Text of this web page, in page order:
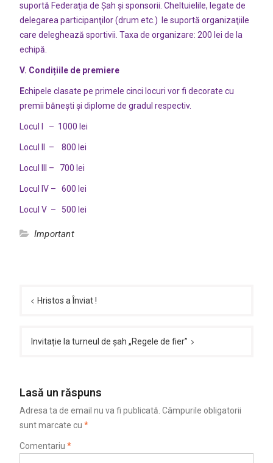
suportă Federaţia de Șah și sponsorii. Cheltuielile, legate de
delegarea participanţilor (drum etc.) le suportă organizaţiile
care deleghează sportivii. Taxa de organizare: 200 lei de la
echipă.
V. Condițiile de premiere
Echipele clasate pe primele cinci locuri vor fi decorate cu
premii bănești și diplome de gradul respectiv.
Locul I – 1000 lei
Locul II – 800 lei
Locul III – 700 lei
Locul IV – 600 lei
Locul V – 500 lei
Important
Hristos a Înviat !
Invitație la turneul de șah „Regele de fier”
Lasă un răspuns
Adresa ta de email nu va fi publicată. Câmpurile obligatorii
sunt marcate cu *
Comentariu *